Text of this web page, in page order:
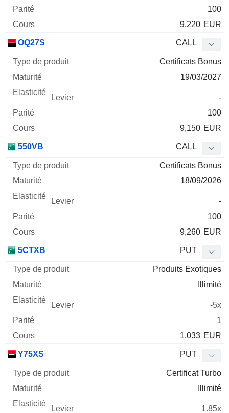
100
9,220 EUR
OQ27S CALL
Certificats Bonus
19/03/2027
-
100
9,150 EUR
550VB CALL
Certificats Bonus
18/09/2026
-
100
9,260 EUR
5CTXB PUT
Produits Exotiques
Illimité
-5x
1
1,033 EUR
Y75XS PUT
Certificat Turbo
Illimité
1.85x